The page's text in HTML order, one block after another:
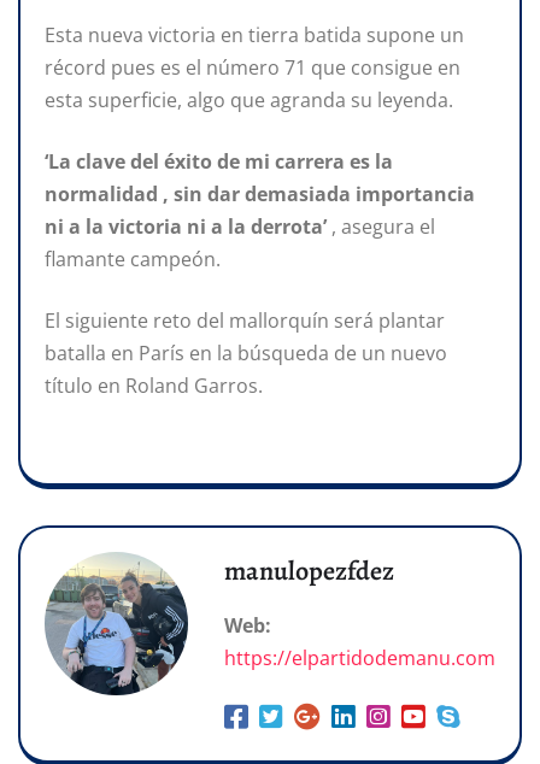
Esta nueva victoria en tierra batida supone un
récord pues es el número 71 que consigue en
esta superficie, algo que agranda su leyenda.
‘La clave del éxito de mi carrera es la
normalidad , sin dar demasiada importancia
ni a la victoria ni a la derrota’, asegura el
flamante campeón.
El siguiente reto del mallorquín será plantar
batalla en París en la búsqueda de un nuevo
título en Roland Garros.
manulopezfdez
Web:
https://elpartidodemanu.com